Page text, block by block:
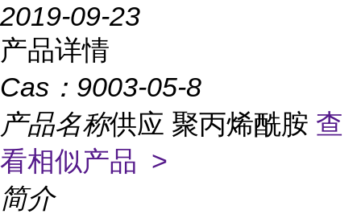
2019-09-23
产品详情
Cas： 9003-05-8
产品名称供应 聚丙烯酰胺 查
看相似产品 >
简介